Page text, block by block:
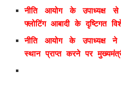
नीति आयोग के उपाध्यक्ष
फ्लोटिंग आबादी के दृष्टिगत
नीति आयोग के उपाध्यक्ष
स्थान प्राप्त करने पर